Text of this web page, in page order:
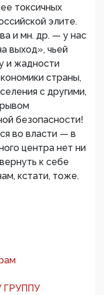
токсичных
элите.
и мн. др. — у нас
выход», чьей
и жадности
страны,
с другими,
безопасности!
во власти — в
центра нет ни
к себе
кстати, тоже.